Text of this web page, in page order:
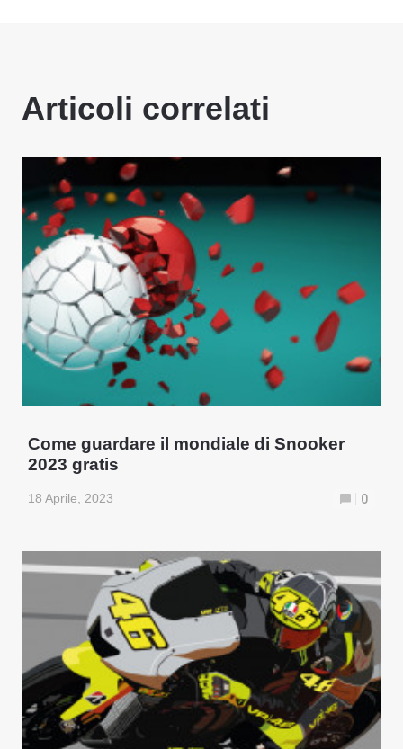
Articoli correlati
Come guardare il mondiale di Snooker
2023 gratis
18 Aprile, 2023 0